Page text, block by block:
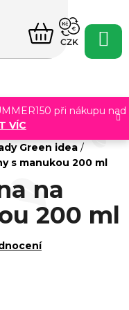
při nákupu nad
VÍC
NÁKUPNÍ
KOŠÍK
CZK
Green idea /
s manukou 200 ml
na
200 ml